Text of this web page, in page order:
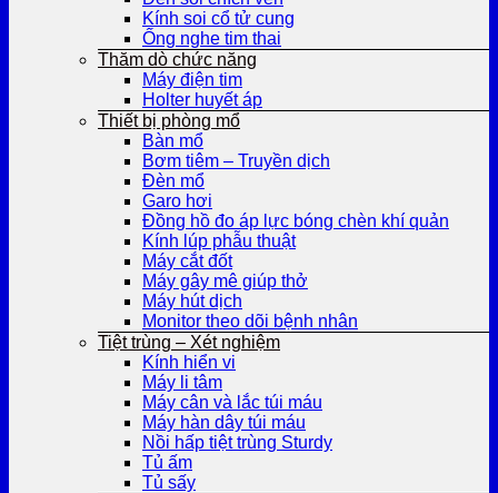
Kính soi cổ tử cung
Ống nghe tim thai
Thăm dò chức năng
Máy điện tim
Holter huyết áp
Thiết bị phòng mổ
Bàn mổ
Bơm tiêm – Truyền dịch
Đèn mổ
Garo hơi
Đồng hồ đo áp lực bóng chèn khí quản
Kính lúp phẫu thuật
Máy cắt đốt
Máy gây mê giúp thở
Máy hút dịch
Monitor theo dõi bệnh nhân
Tiệt trùng – Xét nghiệm
Kính hiển vi
Máy li tâm
Máy cân và lắc túi máu
Máy hàn dây túi máu
Nồi hấp tiệt trùng Sturdy
Tủ ấm
Tủ sấy